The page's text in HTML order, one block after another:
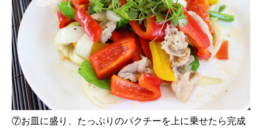
⑦お皿に盛り、たっぷりのパクチーを上に乗せたら完成